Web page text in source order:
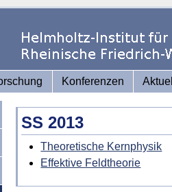
Konferenzen
SS 2013
Theoretische Kernphysik
Effektive Feldtheorie